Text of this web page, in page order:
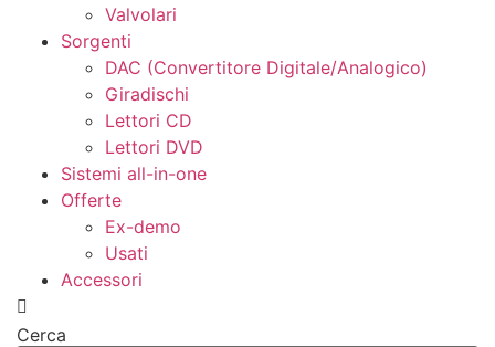
Valvolari
Sorgenti
DAC (Convertitore Digitale/Analogico)
Giradischi
Lettori CD
Lettori DVD
Sistemi all-in-one
Offerte
Ex-demo
Usati
Accessori
Cerca